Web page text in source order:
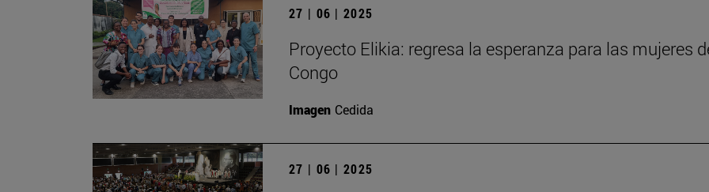
27 | 06 | 2025
Proyecto Elikia: regresa la esperanza para las mujeres
Congo
Imagen Cedida
27 | 06 | 2025